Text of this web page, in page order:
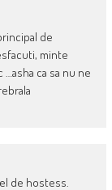
de
minte
ca sa nu ne
de hostess.